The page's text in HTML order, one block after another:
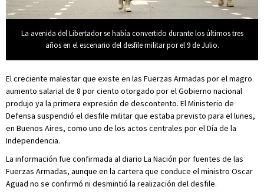
La avenida del Libertador se había convertido durante los últimos tres
años en el escenario del desfile militar por el 9 de Julio.
El creciente malestar que existe en las Fuerzas Armadas por el magro
aumento salarial de 8 por ciento otorgado por el Gobierno nacional
produjo ya la primera expresión de descontento. El Ministerio de
Defensa suspendió el desfile militar que estaba previsto para el lunes,
en Buenos Aires, como uno de los actos centrales por el Día de la
Independencia.
La información fue confirmada al diario La Nación por fuentes de las
Fuerzas Armadas, aunque en la cartera que conduce el ministro Oscar
Aguad no se confirmó ni desmintió la realización del desfile.